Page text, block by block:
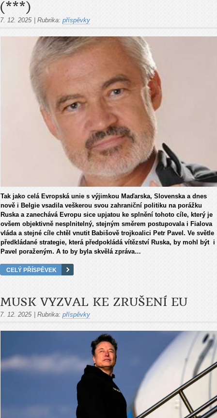
(***)
7. 12. 2025 Rubrika: příspěvky
Tak jako celá Evropská unie s výjimkou Maďarska, Slovenska a dnes
nově i Belgie vsadila veškerou svou zahraniční politiku na porážku
Ruska a zanechává Evropu sice upjatou ke splnění tohoto cíle, který je
ovšem objektivně nesplnitelný, stejným směrem postupovala i Fialova
vláda a stejné cíle chtěl vnutit Babišově trojkoalici Petr Pavel. Ve světle
předkládané strategie, která předpokládá vítězství Ruska, by mohl být i
Pavel poraženým. A to by byla skvělá zpráva…
CELÝ PŘÍSPĚVEK
MUSK VYZVAL KE ZRUŠENÍ EU
7. 12. 2025 Rubrika: příspěvky